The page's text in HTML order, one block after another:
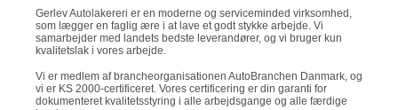
Gerlev Autolakereri er en moderne og serviceminded virksomhed,
som lægger en faglig ære i at lave et godt stykke arbejde. Vi
samarbejder med landets bedste leverandører, og vi bruger kun
kvalitetslak i vores arbejde.
Vi er medlem af brancheorganisationen AutoBranchen Danmark, og
vi er KS 2000-certificeret. Vores certificering er din garanti for
dokumenteret kvalitetsstyring i alle arbejdsgange og alle færdige